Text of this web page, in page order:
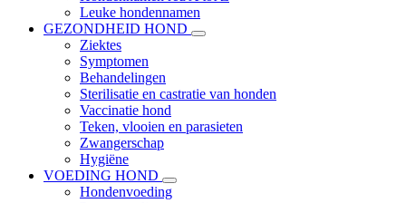
Leuke hondennamen
GEZONDHEID HOND
Ziektes
Symptomen
Behandelingen
Sterilisatie en castratie van honden
Vaccinatie hond
Teken, vlooien en parasieten
Zwangerschap
Hygiëne
VOEDING HOND
Hondenvoeding